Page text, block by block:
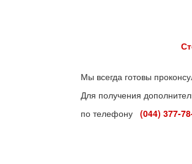
Стоимость 1 сумки
Мы всегда готовы
Для получения
по телефону (044) 377-